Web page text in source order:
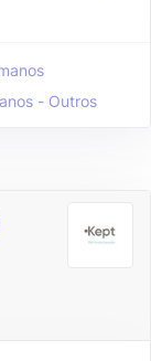
- Outros